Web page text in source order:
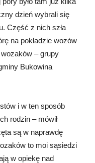
dzień wybrali się
Część z nich szła
na pokładzie wozów
– grupy
Bukowina
i w ten sposób
rodzin – mówił
są w naprawdę
to moi sąsiedzi
w opiekę nad